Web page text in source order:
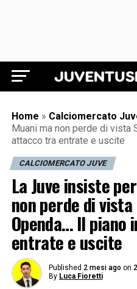
Home » Calciomercato
Muani ma non perde di vista
attacco tra entrate e uscite
CALCIOMERCATO JUVE
La Juve insiste
non perde di
Openda… Il
entrate e uscite
Published 2 mesi ago on
By Luca Fioretti